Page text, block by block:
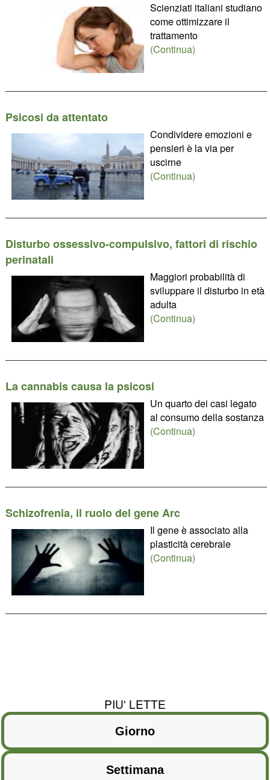
Scienziati italiani studiano
come ottimizzare il
trattamento
(Continua)
Psicosi da attentato
Condividere emozioni e
pensieri è la via per
uscirne
(Continua)
Disturbo ossessivo-compulsivo, fattori di rischio
perinatali
Maggiori probabilità di
sviluppare il disturbo in età
adulta
(Continua)
La cannabis causa la psicosi
Un quarto dei casi legato
al consumo della sostanza
(Continua)
Schizofrenia, il ruolo del gene Arc
Il gene è associato alla
plasticità cerebrale
(Continua)
PIU' LETTE